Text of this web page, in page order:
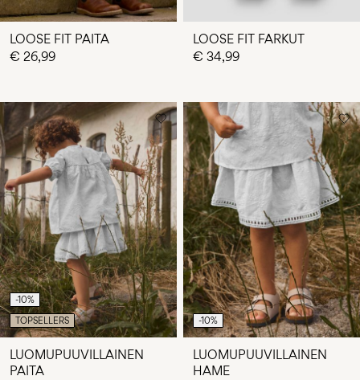
LOOSE FIT PAITA
€ 26,99
LOOSE FIT FARKUT
€ 34,99
-10%
TOPSELLERS
LUOMUPUUVILLAINEN
PAITA
-10%
LUOMUPUUVILLAINEN
HAME